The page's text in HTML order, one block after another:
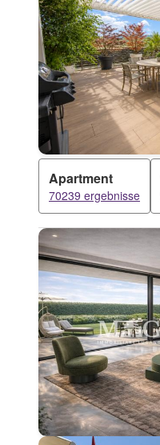
Apartment
70239 ergebnisse